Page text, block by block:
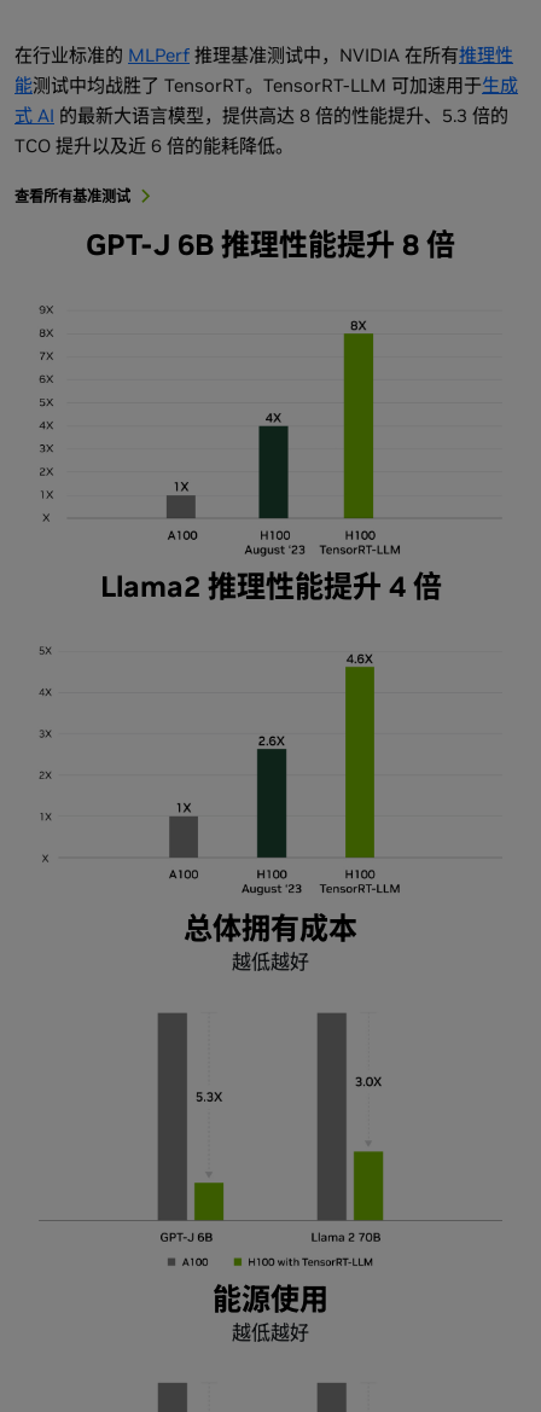
在行业标准的 MLPerf 推理基准测试中，NVIDIA 在所有推理性
能测试中均战胜了 TensorRT。TensorRT-LLM 可加速用于生成
式 AI 的最新大语言模型，提供高达 8 倍的性能提升、5.3 倍的
TCO 提升以及近 6 倍的能耗降低。
查看所有基准测试
GPT-J 6B 推理性能提升 8 倍
Llama2 推理性能提升 4 倍
总体拥有成本
越低越好
能源使用
越低越好